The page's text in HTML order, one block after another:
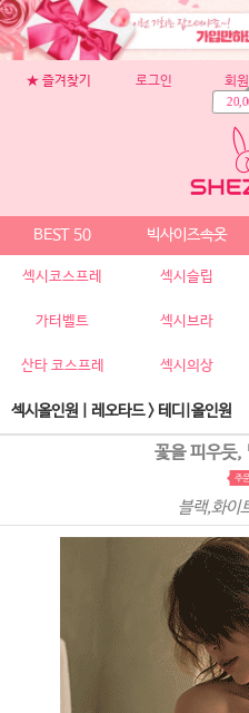
★ 즐겨찾기 로그인 회
BEST 50 빅사이즈속옷
섹시코스프레 섹시슬립
가터벨트 섹시브라
산타 코스프레 섹시의상
섹시올인원 | 레오타드> 테디|올인원
꽃을 피우듯,
블랙,화이